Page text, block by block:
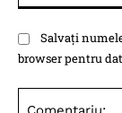
Salvați
browser pentru